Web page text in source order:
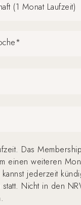
(1 Monat Laufzeit)
Das
einen weiteren
jederzeit
Nicht in den